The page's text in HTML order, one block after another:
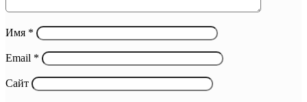
Имя *
Email *
Сайт